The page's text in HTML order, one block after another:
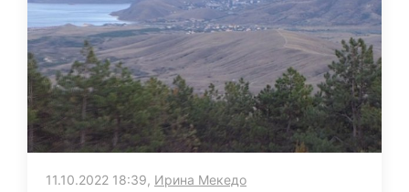
11.10.2022 18:39, Ирина Мекедо